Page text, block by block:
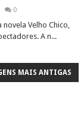
0
Velho Chico,
A n...
MAIS ANTIGAS